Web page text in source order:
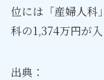
位には「産婦人科
科の1,374万円が入
出典：